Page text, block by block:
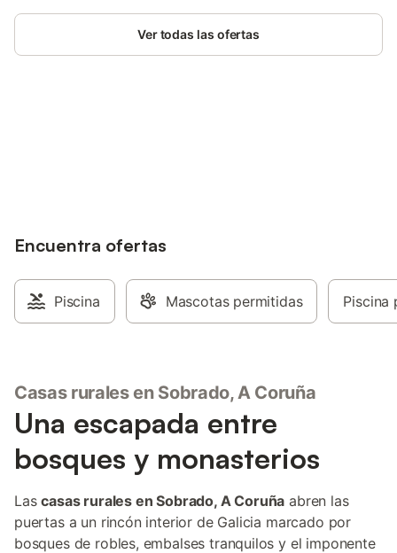
as well as full-day security. Guests can
benefit from a patio and an outdoor
Ver todas las ofertas
Encuentra ofertas
Piscina Mascotas permitidas Piscina
Casas rurales en Sobrado, A Coruña
Una escapada entre
bosques y monasterios
Lascasas rurales en Sobrado, A Coruña abren las
puertas a un rincón interior de Galicia marcado por
bosques de robles, embalses tranquilos y el imponente